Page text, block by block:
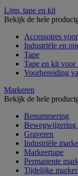
Lijm, tape en kit
Bekijk de hele
Accessoires
Industriële en
Tape
Tape en kit voor
Voorbereiding
Markeren
Bekijk de hele
Benummering
Bewegwijzering
Graveren
Industriële
Markeertape
Permanente
Tijdelijke